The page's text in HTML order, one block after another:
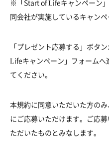
※「Start of Lifeキャンペーン
同会社が実施しているキャンペ
「プレゼント応募する」ボタ
Lifeキャンペーン」フォーム
てください。
本規約に同意いただいた方の
にご応募いただけます。ご応
ただいたものとみなします。